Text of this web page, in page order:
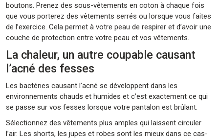
boutons. Prenez des sous-vêtements en coton à chaque fois
que vous porterez des vêtements serrés ou lorsque vous faites
de l’exercice. Cela permet à votre peau de respirer et d’avoir une
couche de protection entre votre peau et vos vêtements.
La chaleur, un autre coupable causant
l’acné des fesses
Les bactéries causant l’acné se développent dans les
environnements chauds et humides et c’est exactement ce qui
se passe sur vos fesses lorsque votre pantalon est brûlant.
Sélectionnez des vêtements plus amples qui laissent circuler
l’air. Les shorts, les jupes et robes sont les mieux dans ce cas-